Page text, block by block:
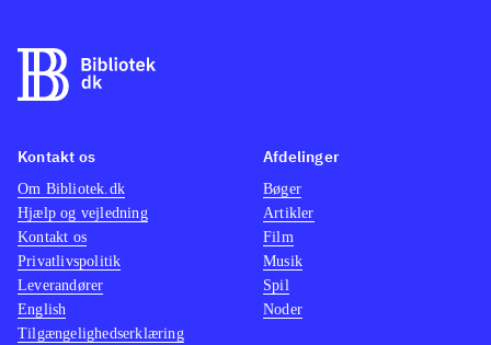
Kontakt os
Om Bibliotek.dk
Hjælp og vejledning
Kontakt os
Privatlivspolitik
Leverandører
English
Tilgængelighedserklæring
Afdelinger
Bøger
Artikler
Film
Musik
Spil
Noder